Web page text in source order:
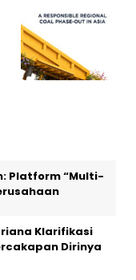
Platform “Multi-
Klarifikasi
Dirinya